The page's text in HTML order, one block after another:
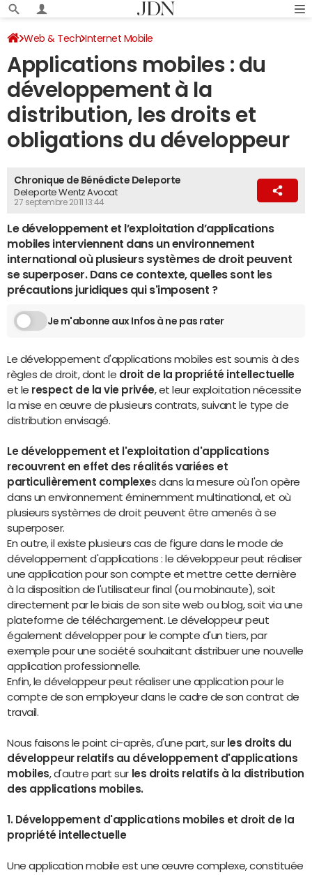
Web & Tech Internet Mobile
Applications mobiles : du
développement à la
distribution, les droits et
obligations du développeur
Chronique de Bénédicte Deleporte
Deleporte Wentz Avocat
27 septembre 2011 13:44
Le développement et l’exploitation d’applications
mobiles interviennent dans un environnement
international où plusieurs systèmes de droit peuvent
se superposer. Dans ce contexte, quelles sont les
précautions juridiques qui s'imposent ?
Je m'abonne aux Infos à ne pas rater
Le développement d'applications mobiles est soumis à des
règles de droit, dont le droit de la propriété intellectuelle
et le respect de la vie privée, et leur exploitation nécessite
la mise en œuvre de plusieurs contrats, suivant le type de
distribution envisagé.
Le développement et l'exploitation d'applications
recouvrent en effet des réalités variées et
particulièrement complexes dans la mesure où l'on opère
dans un environnement éminemment multinational, et où
plusieurs systèmes de droit peuvent être amenés à se
superposer.
En outre, il existe plusieurs cas de figure dans le mode de
développement d'applications : le développeur peut réaliser
une application pour son compte et mettre cette dernière
à la disposition de l'utilisateur final (ou mobinaute), soit
directement par le biais de son site web ou blog, soit via une
plateforme de téléchargement. Le développeur peut
également développer pour le compte d'un tiers, par
exemple pour une société souhaitant distribuer une nouvelle
application professionnelle.
Enfin, le développeur peut réaliser une application pour le
compte de son employeur dans le cadre de son contrat de
travail.
Nous faisons le point ci-après, d'une part, sur les droits du
développeur relatifs au développement d'applications
mobiles, d'autre part sur les droits relatifs à la distribution
des applications mobiles.
1. Développement d'applications mobiles et droit de la
propriété intellectuelle
Une application mobile est une œuvre complexe, constituée